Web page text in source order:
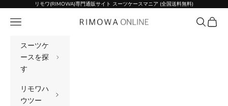
コンテンツへスキップリモワ(RIMOWA)専門通販サイト スーツケースマニア (全国送料無料)
リモワ(RIMOWA)専門通販サイト スーツケー
メニュー 検索カート
スーツケ
ースを探
す
リモワハ
ウツー